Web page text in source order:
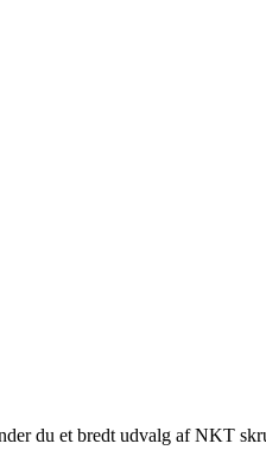
du et bredt udvalg af NKT